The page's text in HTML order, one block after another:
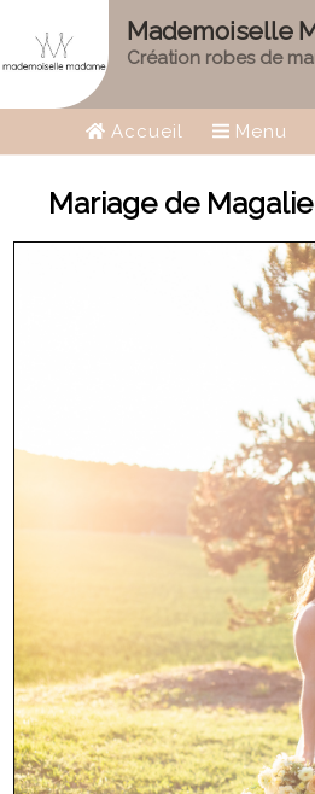
Mademoiselle
Création robes de
Accueil Menu
Mariage de